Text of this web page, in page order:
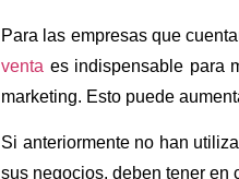
Para las empresas que
venta es indispensable para
marketing. Esto puede
Si anteriormente no han
sus negocios, deben tener en